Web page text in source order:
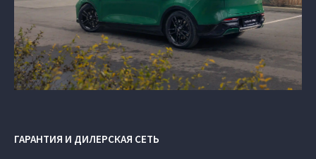
ГАРАНТИЯ И ДИЛЕРСКАЯ СЕТЬ